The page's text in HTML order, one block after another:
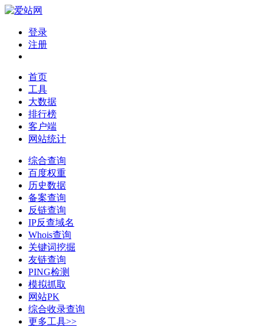
登录
注册
首页
工具
大数据
排行榜
客户端
网站统计
综合查询
百度权重
历史数据
备案查询
反链查询
IP反查域名
Whois查询
关键词挖掘
友链查询
PING检测
模拟抓取
网站PK
综合收录查询
更多工具>>